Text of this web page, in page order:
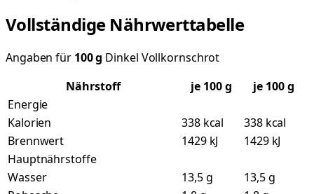
Vollständige Nährwerttabelle
Angaben für 100g Dinkel Vollkornschrot
Nährstoff
je 100g
je 100 g
Energie
Kalorien
338 kcal
338 kcal
Brennwert
1429 kJ
1429 kJ
Hauptnährstoffe
Wasser
13,5 g
13,5 g